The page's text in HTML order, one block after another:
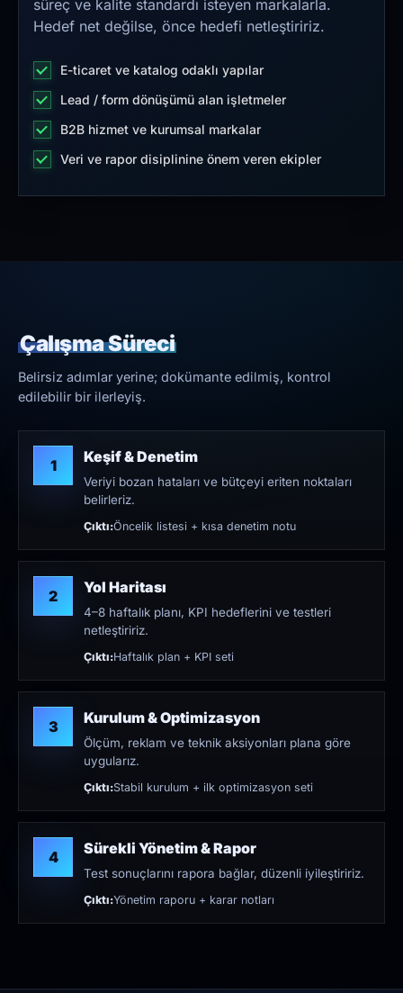
süreç ve kalite standardı isteyen markalarla.
Hedef net değilse, önce hedefi netleştiririz.
E-ticaret ve katalog odaklı yapılar
Lead / form dönüşümü alan işletmeler
B2B hizmet ve kurumsal markalar
Veri ve rapor disiplinine önem veren ekipler
Çalışma Süreci
Belirsiz adımlar yerine; dokümante edilmiş, kontrol
edilebilir bir ilerleyiş.
1 Keşif & Denetim
Veriyi bozan hataları ve bütçeyi eriten noktaları
belirleriz.
Çıktı:Öncelik listesi + kısa denetim notu
2 Yol Haritası
4–8 haftalık planı, KPI hedeflerini ve testleri
netleştiririz.
Çıktı:Haftalık plan + KPI seti
3 Kurulum & Optimizasyon
Ölçüm, reklam ve teknik aksiyonları plana göre
uygularız.
Çıktı:Stabil kurulum + ilk optimizasyon seti
4 Sürekli Yönetim & Rapor
Test sonuçlarını rapora bağlar, düzenli iyileştiririz.
Çıktı:Yönetim raporu + karar notları